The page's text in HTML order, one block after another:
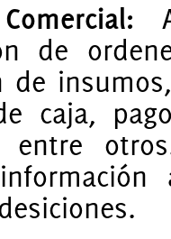
de
de
caja,
entre